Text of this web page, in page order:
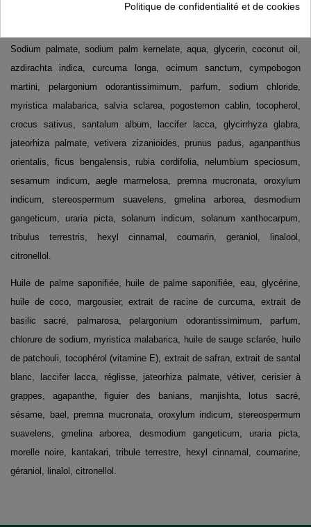
Sodium palmate, sodium palm kernelate, aqua, glycerin, coconut oil,
azdirachta indica, curcuma longa, ocimum sanctum, cympobogon
martini, pelargonium odorantissimimum, parfum, sodium chloride,
myristica malabarica, salvia sclarea, pogostemon cablin, tocopherol,
crocus sativus, santalum album, laccifer lacca, glycirrhyza glabra,
jateorhiza palmate, vetivera zizanioides, prunus padus, aganpanthus
orientalis, ficus bengalensis, rubia cordifolia, nelumbium speciosum,
sesamum indicum, aegle marmelosa, premna mucronata, oroxylum
indicum, stereospermum suavelens, gmelina arborea, desmodium
gangeticum, uraria picta, solanum indicum, solanum xanthocarpum,
tribulus terrestris, hexyl cinnamal, coumarin, geraniol, linalool,
citronellol.
Huile de palme saponifiée, huile de palme saponifiée, eau, glycérine,
huile de coco, margousier, extrait de racine de curcuma, extrait de
basilic sacré, palmarosa, pelargonium odorantissimimum, parfum,
chlorure de sodium, myristica malabarica, huile de sauge sclarée, huile
de patchouli, tocophérol (vitamine E), extrait de safran, extrait de santal
blanc, laccifer lacca, réglisse, jateorhiza palmate, vétiver, cerisier à
grappes, agapanthe, figuier des banians, manjishta, lotus sacré,
sésame, bael, premna mucronata, oroxylum indicum, stereospermum
suavelens, gmelina arborea, desmodium gangeticum, uraria picta,
morelle noire, kantakari, tribule terrestre, hexyl cinnamal, coumarine,
géraniol, linalol, citronellol.
Politique de confidentialité et de cookies